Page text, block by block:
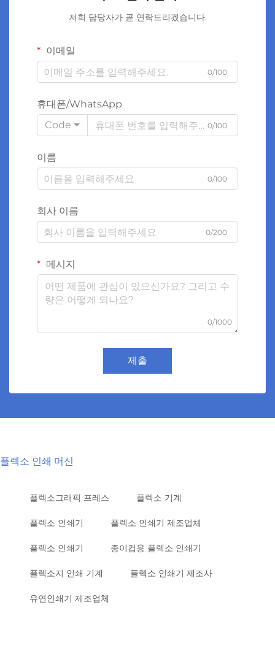
저희 담당자가 곧 연락드리겠습니다.
이메일
0/100
휴대폰/WhatsApp
Code
0/100
이름
0/100
회사 이름
0/200
메시지
0/1000
제출
플렉소 인쇄 머신
플렉소그래픽 프레스 플렉소 기계
플렉소 인쇄기 플렉소 인쇄기 제조업체
플렉소 인쇄기 종이컵용 플렉소 인쇄기
플렉소지 인쇄 기계 플렉소 인쇄기 제조사
유연인쇄기 제조업체